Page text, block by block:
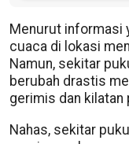
Menurut informasi
cuaca di lokasi
Namun, sekitar
berubah drastis
gerimis dan kilatan
Nahas, sekitar